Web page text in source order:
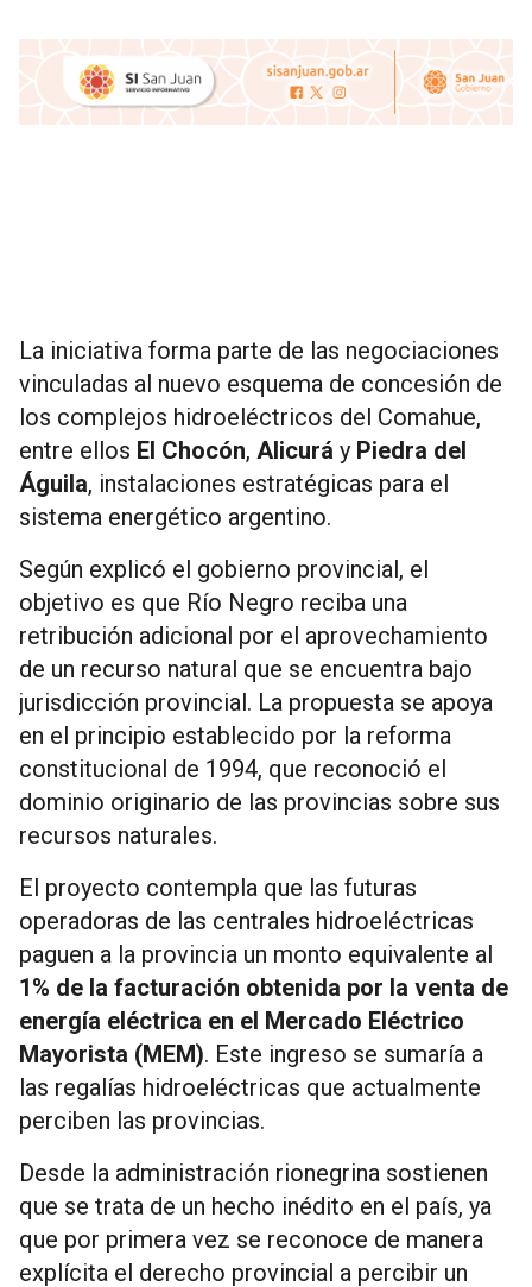
La iniciativa forma parte de las negociaciones
vinculadas al nuevo esquema de concesión de
los complejos hidroeléctricos del Comahue,
entre ellos El Chocón, Alicurá y Piedra del
Águila, instalaciones estratégicas para el
sistema energético argentino.
Según explicó el gobierno provincial, el
objetivo es que Río Negro reciba una
retribución adicional por el aprovechamiento
de un recurso natural que se encuentra bajo
jurisdicción provincial. La propuesta se apoya
en el principio establecido por la reforma
constitucional de 1994, que reconoció el
dominio originario de las provincias sobre sus
recursos naturales.
El proyecto contempla que las futuras
operadoras de las centrales hidroeléctricas
paguen a la provincia un monto equivalente al
1% de la facturación obtenida por la venta de
energía eléctrica en el Mercado Eléctrico
Mayorista (MEM). Este ingreso se sumaría a
las regalías hidroeléctricas que actualmente
perciben las provincias.
Desde la administración rionegrina sostienen
que se trata de un hecho inédito en el país, ya
que por primera vez se reconoce de manera
explícita el derecho provincial a percibir un